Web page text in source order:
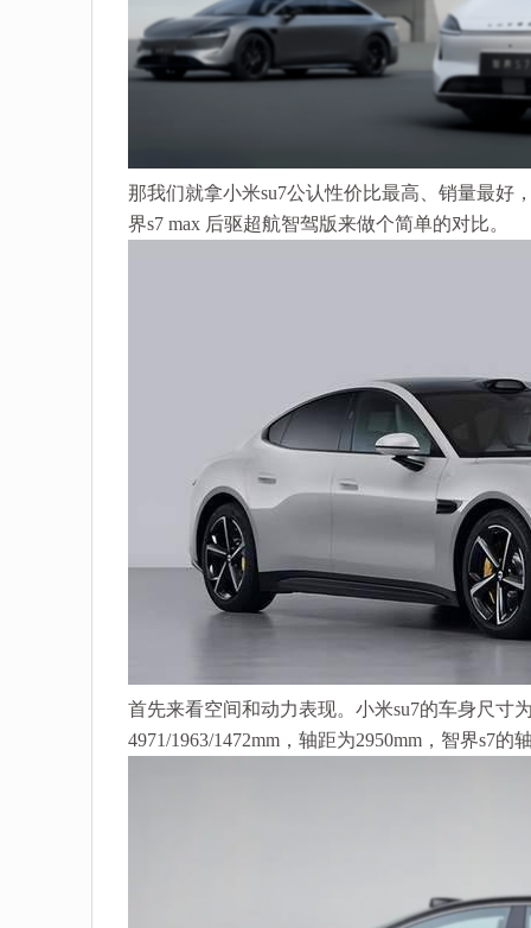
那我们就拿小米su7公认性价比最高、销量最好
界s7 max 后驱超航智驾版来做个简单的对比。
首先来看空间和动力表现。小米su7的车身尺寸
4971/1963/1472mm，轴距为2950mm，智界s7